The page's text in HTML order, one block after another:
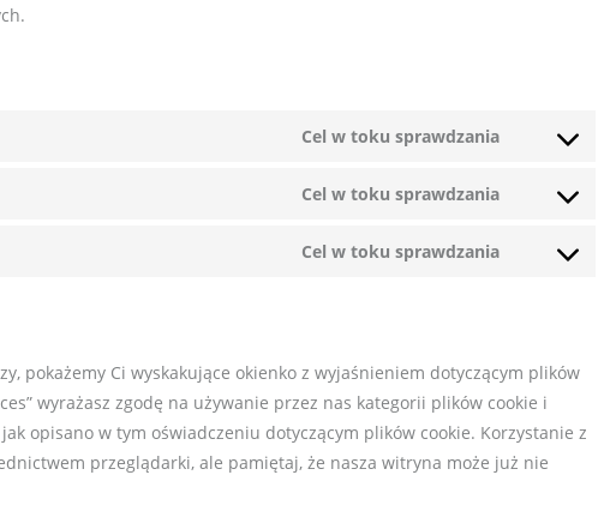
Cel w toku sprawdzania
Consent
service
Cel w toku sprawdzania
Consent
service
Cel w toku sprawdzania
Consent
pokażemy Ci wyskakujące okienko z wyjaśnieniem dotyczącym plików
wyrażasz zgodę na używanie przez nas kategorii plików cookie i
opisano w tym oświadczeniu dotyczącym plików cookie. Korzystanie z
przeglądarki, ale pamiętaj, że nasza witryna może już nie